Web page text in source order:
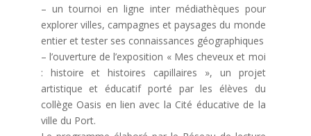
– un tournoi en ligne inter médiathèques pour
explorer villes, campagnes et paysages du monde
entier et tester ses connaissances géographiques
– l’ouverture de l’exposition « Mes cheveux et moi
: histoire et histoires capillaires », un projet
artistique et éducatif porté par les élèves du
collège Oasis en lien avec la Cité éducative de la
ville du Port.